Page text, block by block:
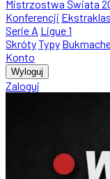
Mistrzostwa Świata
Konferencji
Serie A Ligue 1
SkrótyTypy
Konto
Wyloguj
Zaloguj